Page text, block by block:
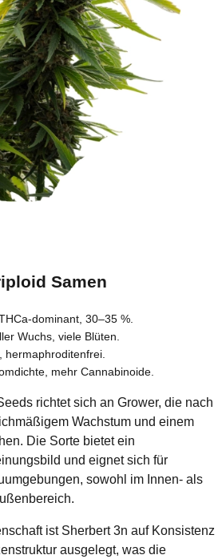
Samen
dominant, 30–35 %.
Wuchs, viele Blüten.
hermaphroditenfrei.
mehr Cannabinoide.
richtet sich an Grower, die nach
Wachstum und einem
Die Sorte bietet ein
und eignet sich für
sowohl im Innen- als
ist Sherbert 3n auf Konsistenz
ausgelegt, was die